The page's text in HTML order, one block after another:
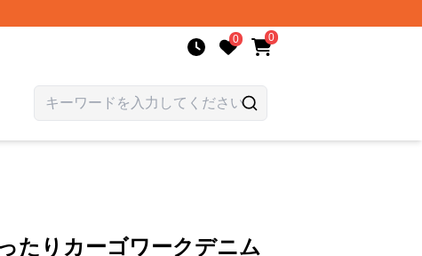
0 0
たりカーゴワークデニム